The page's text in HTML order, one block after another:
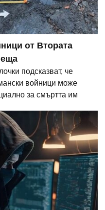
от Втората
подсказват, че
войници може
за смъртта им